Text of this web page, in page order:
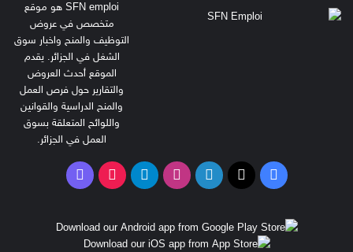
SFN emploi هو موقع
متخصص في عروض
التوظيف والمنح واخبار سوق
الشغل في الجزائر. يقدم
الموقع أحدث العروض
والتقارير حول فرص العمل
والمنح الدراسية والقوانين
واللوائح المتعلقة بسوق
العمل في الجزائر.
فيسبوك
‫X لينكدإنانستقرامتيلقرام ‫TikTokفايبر